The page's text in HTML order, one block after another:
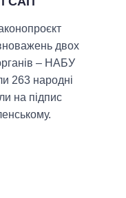
двох
– НАБУ
263 народні
на підпис